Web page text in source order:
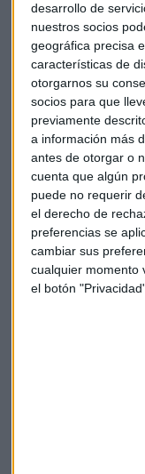
desarrollo de
nuestros socios
geográfica precisa
características de
otorgarnos su
socios para que
previamente
a información más
antes de otorgar o
cuenta que algún
puede no requerir
el derecho de
preferencias se
cambiar sus
cualquier momento
el botón
contra de la
son materia propia
intromisión a la
art. 37.1".
Las ayudas a
El descuelgue de
llama la medida,
pymes pudiera
en elacuerdo PSOE-
Desde el sindicato,
CCOO, instaba al
laboral tras el